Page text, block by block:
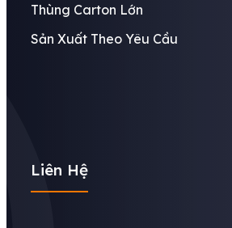
Thùng Carton Lớn
Sản Xuất Theo Yêu Cầu
Liên Hệ